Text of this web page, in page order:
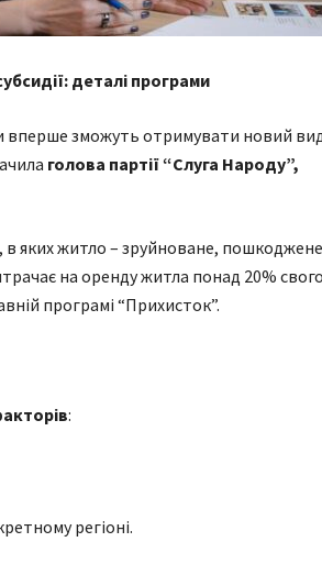
деталі програми
вперше зможуть отримувати новий
голова партії “Слуга Народу”,
яких житло – зруйноване, пошкоджене
на оренду житла понад 20% свого
програмі “Прихисток”.
:
регіоні.